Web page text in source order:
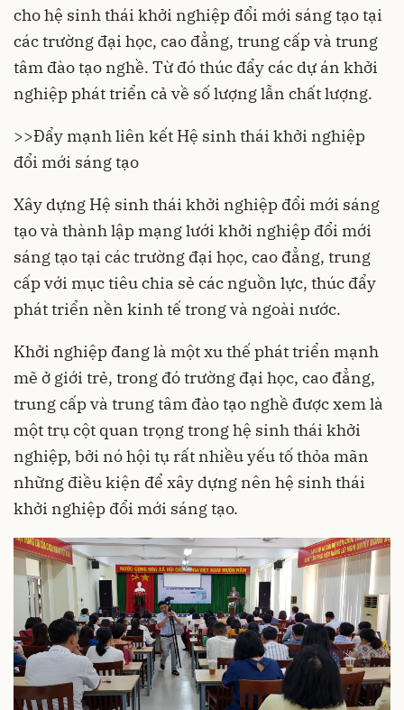
cho hệ sinh thái khởi nghiệp đổi mới sáng tạo tại
các trường đại học, cao đẳng, trung cấp và trung
tâm đào tạo nghề. Từ đó thúc đẩy các dự án khởi
nghiệp phát triển cả về số lượng lẫn chất lượng.
>>Đẩy mạnh liên kết Hệ sinh thái khởi nghiệp
đổi mới sáng tạo
Xây dựng Hệ sinh thái khởi nghiệp đổi mới sáng
tạo và thành lập mạng lưới khởi nghiệp đổi mới
sáng tạo tại các trường đại học, cao đẳng, trung
cấp với mục tiêu chia sẻ các nguồn lực, thúc đẩy
phát triển nền kinh tế trong và ngoài nước.
Khởi nghiệp đang là một xu thế phát triển mạnh
mẽ ở giới trẻ, trong đó trường đại học, cao đẳng,
trung cấp và trung tâm đào tạo nghề được xem là
một trụ cột quan trọng trong hệ sinh thái khởi
nghiệp, bởi nó hội tụ rất nhiều yếu tố thỏa mãn
những điều kiện để xây dựng nên hệ sinh thái
khởi nghiệp đổi mới sáng tạo.